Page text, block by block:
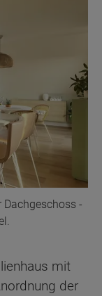
Dachgeschoss -
mit
der